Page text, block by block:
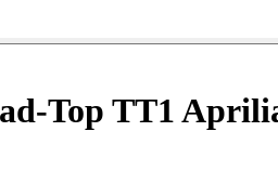
Top TT1